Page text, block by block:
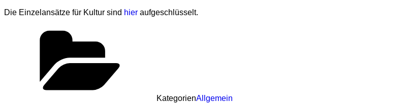
Die Einzelansätze für Kultur sind hier aufgeschlüsselt.
KategorienAllgemein